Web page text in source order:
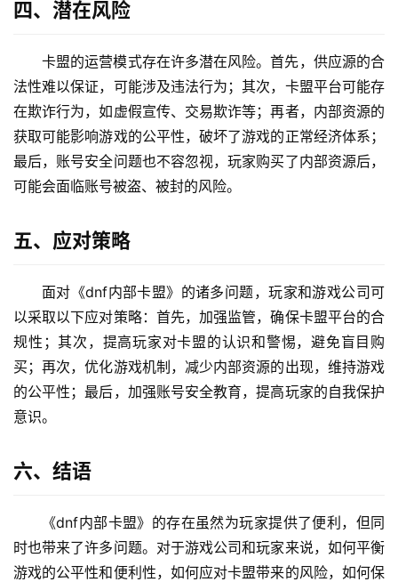
四、潜在风险
卡盟的运营模式存在许多潜在风险。首先，供应源的合
法性难以保证，可能涉及违法行为；其次，卡盟平台可能存
在欺诈行为，如虚假宣传、交易欺诈等；再者，内部资源的
获取可能影响游戏的公平性，破坏了游戏的正常经济体系；
最后，账号安全问题也不容忽视，玩家购买了内部资源后，
可能会面临账号被盗、被封的风险。
五、应对策略
面对《dnf内部卡盟》的诸多问题，玩家和游戏公司可
以采取以下应对策略：首先，加强监管，确保卡盟平台的合
规性；其次，提高玩家对卡盟的认识和警惕，避免盲目购
买；再次，优化游戏机制，减少内部资源的出现，维持游戏
的公平性；最后，加强账号安全教育，提高玩家的自我保护
意识。
六、结语
《dnf内部卡盟》的存在虽然为玩家提供了便利，但同
时也带来了许多问题。对于游戏公司和玩家来说，如何平衡
游戏的公平性和便利性，如何应对卡盟带来的风险，如何保